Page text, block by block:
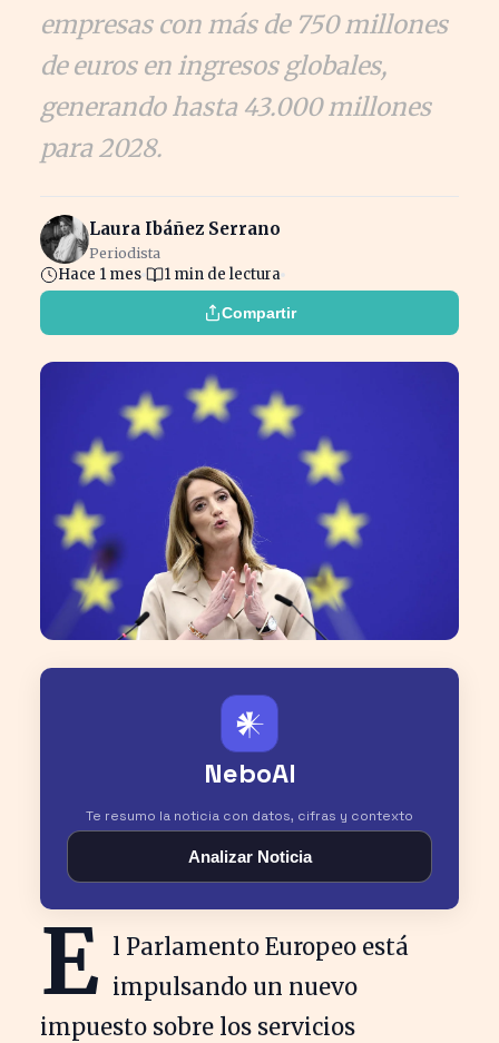
empresas con más de 750 millones
de euros en ingresos globales,
generando hasta 43.000 millones
para 2028.
Laura Ibáñez Serrano
Periodista
Hace 1 mes 1 min de lectura
Compartir
𒀭
NeboAI
Te resumo la noticia con datos, cifras y contexto
Analizar Noticia
E l Parlamento Europeo está
impulsando un nuevo
impuesto sobre los servicios